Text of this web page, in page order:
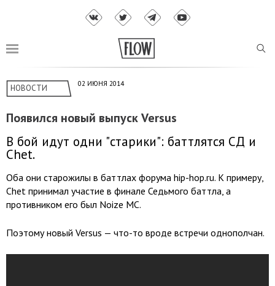
НОВОСТИ 02 ИЮНЯ 2014
Появился новый выпуск Versus
В бой идут одни "старики": баттлятся СД и
Chet.
Оба они старожилы в баттлах форума hip-hop.ru. К примеру,
Chet принимал участие в финале Седьмого баттла, а
противником его был Noize MC.
Поэтому новый Versus — что-то вроде встречи однополчан.